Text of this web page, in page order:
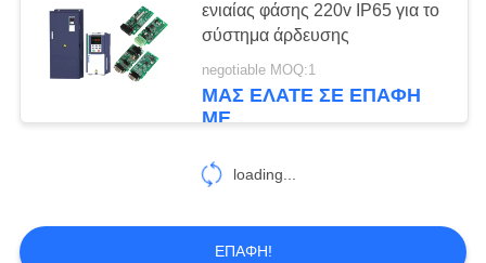
ενιαίας φάσης 220v IP65 για το
σύστημα άρδευσης
negotiable MOQ:1
ΜΑΣ ΕΛΆΤΕ ΣΕ ΕΠΑΦΉ
ΜΕ
loading...
ΕΠΑΦΉ!